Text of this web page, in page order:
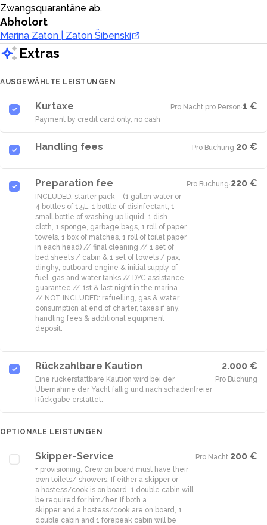
Zwangsquarantäne ab.
Abholort
Marina Zaton | Zaton Šibenski
Extras
AUSGEWÄHLTE LEISTUNGEN
Kurtaxe
Payment by credit card only, no cash
Pro Nacht pro Person·1 €
Handling fees Pro Buchung·20 €
Preparation fee
INCLUDED: starter pack – (1 gallon water or
4 bottles of 1.5L, 1 bottle of disinfectant, 1
small bottle of washing up liquid, 1 dish
cloth, 1 sponge, garbage bags, 1 roll of paper
towels, 1 box of matches, 1 roll of toilet paper
in each head) // final cleaning // 1 set of
bed sheets / cabin & 1 set of towels / pax,
dinghy, outboard engine & initial supply of
fuel, gas and water tanks // DYC assistance
guarantee // 1st & last night in the marina
// NOT INCLUDED: refuelling, gas & water
consumption at end of charter, taxes if any,
handling fees & additional equipment
deposit.
Pro Buchung·220 €
Rückzahlbare Kaution
Eine rückerstattbare Kaution wird bei der
Übernahme der Yacht fällig und nach schadenfreier
Rückgabe erstattet.
2.000 €
Pro Buchung
OPTIONALE LEISTUNGEN
Skipper-Service
+ provisioning, Crew on board must have their
own toilets/ showers. If either a skipper or
a hostess/cook is on board, 1 double cabin will
be required for him/her. If both a
skipper and a hostess/cook are on board, 1
double cabin and 1 forepeak cabin will be
Pro Nacht·200 €